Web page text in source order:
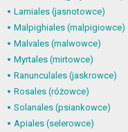
Lamiales (jasnotowce)
Malpighiales (malpigiowce)
Malvales (malwowce)
Myrtales (mirtowce)
Ranunculales (jaskrowce)
Rosales (różowce)
Solanales (psiankowce)
Apiales (selerowce)